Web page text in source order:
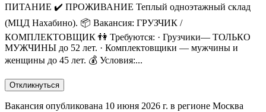
ПИТАНИЕ ✔️ ПРОЖИВАНИЕ Теплый одноэтажный склад
(МЦД Нахабино). 📦 Вакансия: ГРУЗЧИК /
КОМПЛЕКТОВЩИК 👫 Требуются: · Грузчики— ТОЛЬКО
МУЖЧИНЫ до 52 лет. · Комплектовщики — мужчины и
женщины до 45 лет. 💰 Условия:...
Откликнуться
Вакансия опубликована 10 июня 2026 г. в регионе Москва